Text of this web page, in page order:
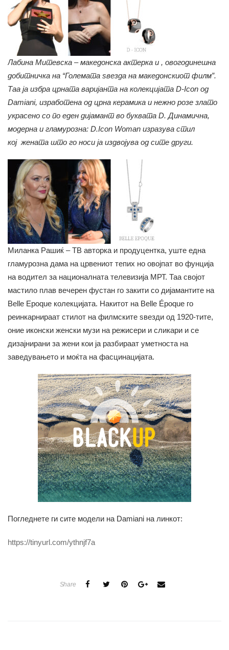
Лабина Митевска – македонска актерка и , овогодинешна
добитничка на “Големата ѕвезда на македонскиот филм”.
Таа ја избра црната варијанта на колекцијата D-Icon од
Damiani, изработена од црна керамика и нежно розе злато
украсено со по еден дијамант во буквата D. Динамична,
модерна и гламурозна: D.Icon Woman изразува стил
кој жената што го носи ја издвојува од сите други.
Миланка Рашиќ – ТВ авторка и продуцентка, уште една
гламурозна дама на црвениот тепих но овојпат во фунција
на водител за националната телевизија МРТ. Таа својот
мастило плав вечерен фустан го закити со дијамантите на
Belle Epoque колекцијата. Накитот на Belle Époque го
реинкарнираат стилот на филмските ѕвезди од 1920-тите,
оние иконски женски музи на режисери и сликари и се
дизајнирани за жени кои ја разбираат уметноста на
заведувањето и моќта на фасцинацијата.
Погледнете ги сите модели на Damiani на линкот:
https://tinyurl.com/ythnjf7a
Share